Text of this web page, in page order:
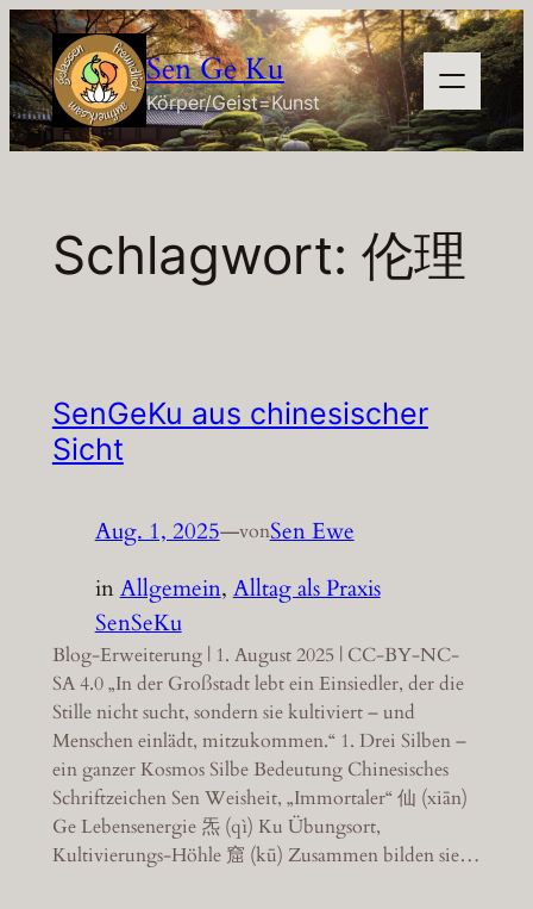
Zum
Inhalt
springen
Sen Ge Ku
Körper/Geist=Kunst
Schlagwort: 伦理
SenGeKu aus chinesischer
Sicht
Aug. 1, 2025—vonSen Ewe
inAllgemein, Alltag als Praxis
SenSeKu
Blog-Erweiterung | 1. August 2025 | CC-BY-NC-
SA 4.0 „In der Großstadt lebt ein Einsiedler, der die
Stille nicht sucht, sondern sie kultiviert – und
Menschen einlädt, mitzukommen.“ 1. Drei Silben –
ein ganzer Kosmos Silbe Bedeutung Chinesisches
Schriftzeichen Sen Weisheit, „Immortaler“ 仙 (xiān)
Ge Lebensenergie 炁 (qì) Ku Übungsort,
Kultivierungs-Höhle 窟 (kū) Zusammen bilden sie…